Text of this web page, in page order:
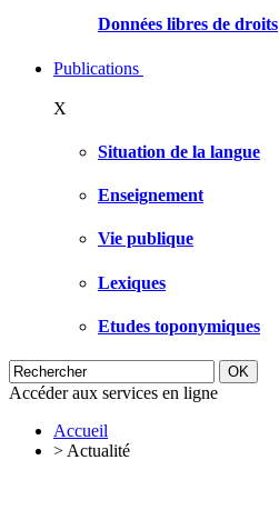
Données libres de droits
Publications
X
Situation de la langue
Enseignement
Vie publique
Lexiques
Etudes toponymiques
Accéder aux services en ligne
Accueil
> Actualité